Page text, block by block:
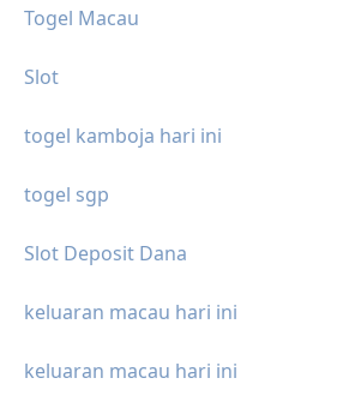
Togel Macau
Slot
togel kamboja hari ini
togel sgp
Slot Deposit Dana
keluaran macau hari ini
keluaran macau hari ini